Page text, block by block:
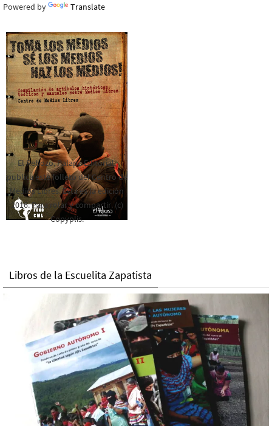
Powered by Translate
El Rebozo, Palapa Editorial,
publica este folleto del Centro de
Medios Libres. Esta es la edición
2016. Para rolar y compartir. (c)
Copyplis.
Libros de la Escuelita Zapatista